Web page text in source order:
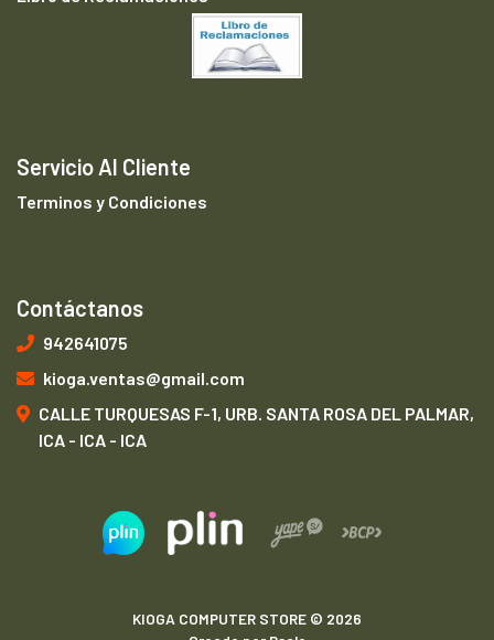
Servicio Al Cliente
Terminos y Condiciones
Contáctanos
942641075
kioga.ventas@gmail.com
CALLE TURQUESAS F-1, URB. SANTA ROSA DEL PALMAR,
ICA - ICA - ICA
KIOGA COMPUTER STORE © 2026